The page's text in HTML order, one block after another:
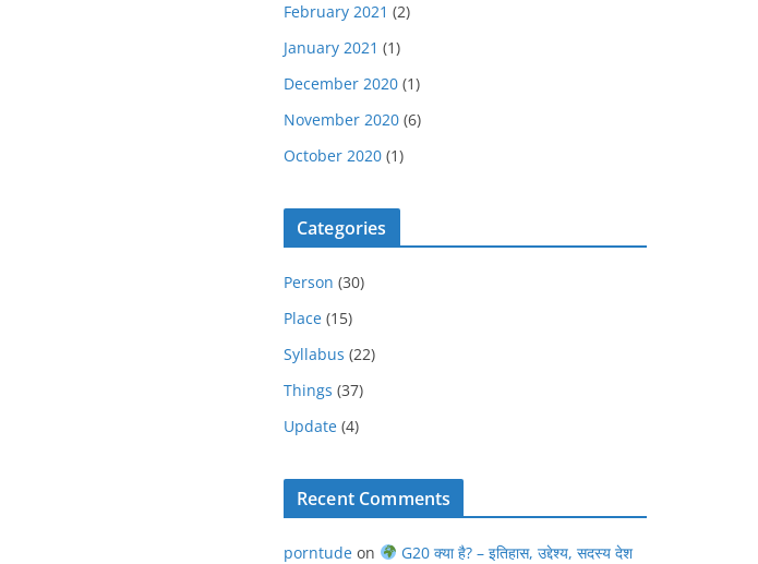
February 2021 (2)
January 2021 (1)
December 2020 (1)
November 2020 (6)
October 2020 (1)
Categories
Person (30)
Place (15)
Syllabus (22)
Things (37)
Update (4)
Recent Comments
porntude on
G20 क्या है? – इतिहास, उद्देश्य, सदस्य देश